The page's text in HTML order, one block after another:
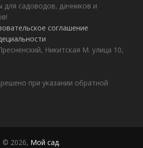
для садоводов, дачников и
соглашение
Никитская М. улица 10,
при указании обратной
© 2026, Мой сад.